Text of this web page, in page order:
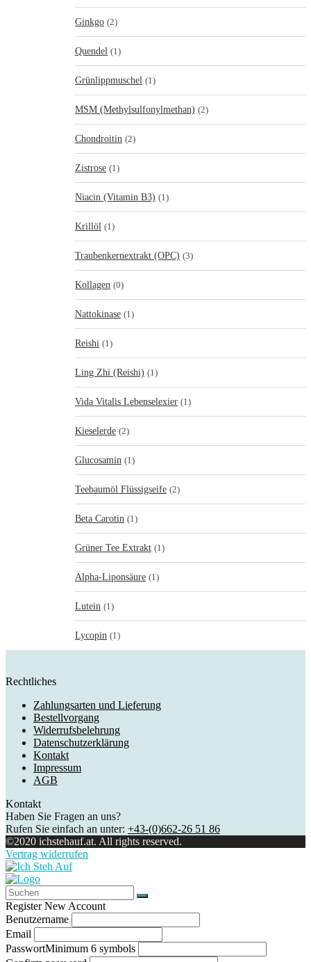
Ginkgo (2)
Quendel (1)
Grünlippmuschel (1)
MSM (Methylsulfonylmethan) (2)
Chondroitin (2)
Zistrose (1)
Niacin (Vitamin B3) (1)
Krillöl (1)
Traubenkernextrakt (OPC) (3)
Kollagen (0)
Nattokinase (1)
Reishi (1)
Ling Zhi (Reishi) (1)
Vida Vitalis Lebenselexier (1)
Kieselerde (2)
Glucosamin (1)
Teebaumöl Flüssigseife (2)
Beta Carotin (1)
Grüner Tee Extrakt (1)
Alpha-Liponsäure (1)
Lutein (1)
Lycopin (1)
Rechtliches
Zahlungsarten und Lieferung
Bestellvorgang
Widerrufsbelehrung
Datenschutzerklärung
Kontakt
Impressum
AGB
Kontakt
Haben Sie Fragen an uns?
Rufen Sie einfach an unter: +43-(0)662-26 51 86
©2020 ichstehauf.at. All rights reserved.
Vertrag widerrufen
Register New Account
Benutzername
Email
PasswortMinimum 6 symbols